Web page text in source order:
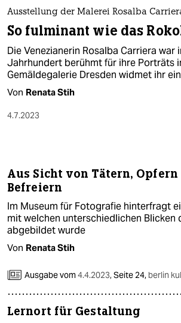
nord
wahrheit
verlag
fragen & hilfe
unterstützen
abo
genossenschaft
epaper login
Ausstellung der Malerei Rosalba
So fulminant wie das
Die Venezianerin Rosalba Carriera war
Jahrhundert berühmt für ihre Porträts
Gemäldegalerie Dresden widmet ihr
Von Renata Stih
4.7.2023
Aus Sicht von Tätern,
Befreiern
Im Museum für Fotografie hinterfragt
mit welchen unterschiedlichen Blicken
abgebildet wurde
Von Renata Stih
Ausgabe vom4.4.2023,Seite 24, berlin
Lernort für Gestaltung